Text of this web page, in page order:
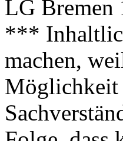
LG Bremen
***
machen,
Möglichkeit